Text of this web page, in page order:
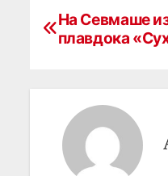
ННа Севмаше
плавдока